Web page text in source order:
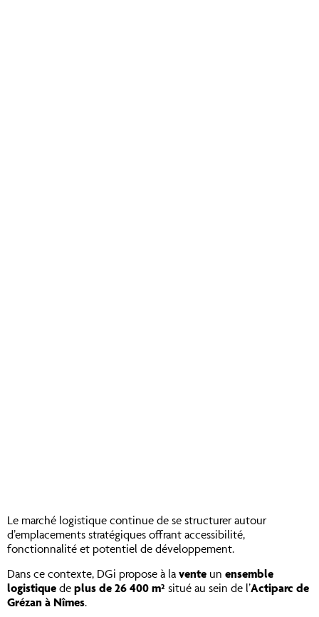
Le marché logistique continue de se structurer autour
d’emplacements stratégiques offrant accessibilité,
fonctionnalité et potentiel de développement.
Dans ce contexte, DGi propose à la vente un ensemble
logistique de plus de 26 400 m² situé au sein de l’Actiparc de
Grézan à Nîmes.